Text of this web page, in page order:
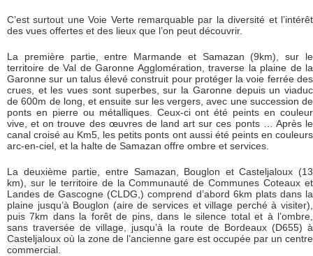
C’est surtout une Voie Verte remarquable par la diversité et l’intérêt
des vues offertes et des lieux que l’on peut découvrir.
La première partie, entre Marmande et Samazan (9km), sur le
territoire de Val de Garonne Agglomération, traverse la plaine de la
Garonne sur un talus élevé construit pour protéger la voie ferrée des
crues, et les vues sont superbes, sur la Garonne depuis un viaduc
de 600m de long, et ensuite sur les vergers, avec une succession de
ponts en pierre ou métalliques. Ceux-ci ont été peints en couleur
vive, et on trouve des œuvres de land art sur ces ponts … Après le
canal croisé au Km5, les petits ponts ont aussi été peints en couleurs
arc-en-ciel, et la halte de Samazan offre ombre et services.
La deuxième partie, entre Samazan, Bouglon et Casteljaloux (13
km), sur le territoire de la Communauté de Communes Coteaux et
Landes de Gascogne (CLDG,) comprend d’abord 6km plats dans la
plaine jusqu’à Bouglon (aire de services et village perché à visiter),
puis 7km dans la forêt de pins, dans le silence total et à l’ombre,
sans traversée de village, jusqu’à la route de Bordeaux (D655) à
Casteljaloux où la zone de l’ancienne gare est occupée par un centre
commercial.